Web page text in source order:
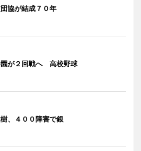
協が結成７０年
園が２回戦へ 高校野球
、４００障害で銀